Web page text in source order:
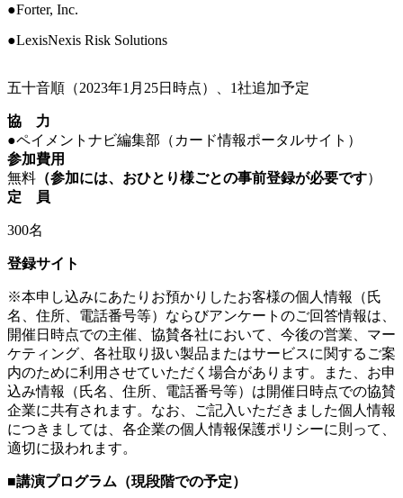
●Forter, Inc.
●LexisNexis Risk Solutions
五十音順（2023年1月25日時点）、1社追加予定
協 力
●ペイメントナビ編集部（カード情報ポータルサイト）
参加費用
無料 （参加には、おひとり様ごとの事前登録が必要です）
定 員
300名
登録サイト
※本申し込みにあたりお預かりしたお客様の個人情報（氏
名、住所、電話番号等）ならびアンケートのご回答情報は、
開催日時点での主催、協賛各社において、今後の営業、マー
ケティング、各社取り扱い製品またはサービスに関するご案
内のために利用させていただく場合があります。また、お申
込み情報（氏名、住所、電話番号等）は開催日時点での協賛
企業に共有されます。なお、ご記入いただきました個人情報
につきましては、各企業の個人情報保護ポリシーに則って、
適切に扱われます。
■講演プログラム（現段階での予定）